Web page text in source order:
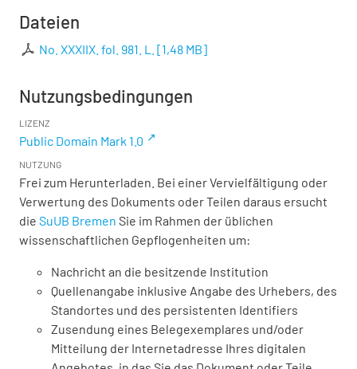
Dateien
No. XXXIIX. fol. 981. L. [1,48 MB]
Nutzungsbedingungen
LIZENZ
Public Domain Mark 1.0
NUTZUNG
Frei zum Herunterladen. Bei einer Vervielfältigung oder
Verwertung des Dokuments oder Teilen daraus ersucht
die SuUB Bremen Sie im Rahmen der üblichen
wissenschaftlichen Gepflogenheiten um:
Nachricht an die besitzende Institution
Quellenangabe inklusive Angabe des Urhebers, des
Standortes und des persistenten Identifiers
Zusendung eines Belegexemplares und/oder
Mitteilung der Internetadresse Ihres digitalen